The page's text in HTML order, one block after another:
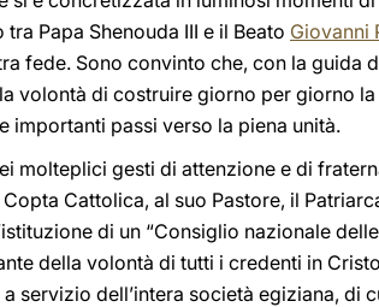
tra Papa Shenouda III e il Beato Giovanni
fede. Sono convinto che, con la guida
volontà di costruire giorno per giorno
importanti passi verso la piena unità.
molteplici gesti di attenzione e di
Cattolica, al suo Pastore, il
di un “Consiglio nazionale
della volontà di tutti i credenti in
servizio dell’intera società egiziana, di